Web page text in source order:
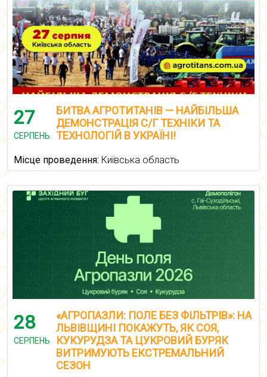
27
СЕРПЕНЬ
БИТВА АГРОТИТАНІВ — НАЙБІЛЬША
ДЕМОНСТРАЦІЯ С/Г ТЕХНІКИ ТА
ТЕХНОЛОГІЙ В УКРАЇНІ!
Місце проведення: Київська область
28
СЕРПЕНЬ
«АГРОПАЗЛИ: ПОЛЕ БЕЗ ФІЛЬТРІВ»: НА
ЛЬВІВЩИНІ ПОКАЖУТЬ, ЯК СОЯ,
КУКУРУДЗА ТА ЦУКРОВИЙ БУРЯК
ВИТРИМУЮТЬ ЕКСТРЕМАЛЬНИЙ
СЕЗОН